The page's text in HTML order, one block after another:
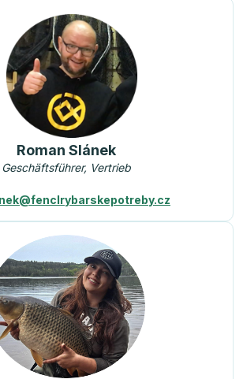
Roman Slánek
Geschäftsführer, Vertrieb